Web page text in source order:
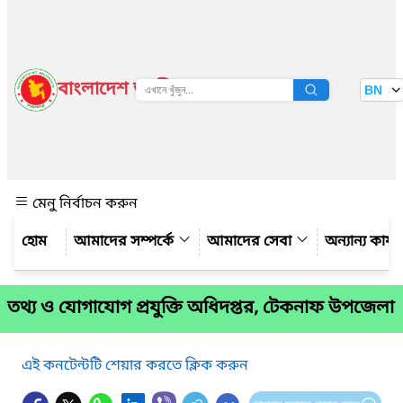
বাংলাদেশ জাতীয় তথ্য বাতায়ন BN
মেনু নির্বাচন করুন
আমাদের সম্পর্কে
আমাদের সেবা অন্যান্য
তথ্য ও যোগাযোগ প্রযুক্তি অধিদপ্তর, টেকনাফ উপজেলা
এই কনটেন্টটি শেয়ার করতে ক্লিক করুন